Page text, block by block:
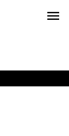
menu